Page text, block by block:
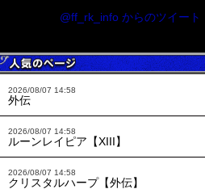
@ff_rk_info からのツイート
2026/08/07 14:58
外伝
2026/08/07 14:58
ルーンレイピア【XIII】
2026/08/07 14:58
クリスタルハープ【外伝】